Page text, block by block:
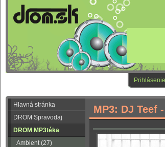
Hlavná stránka
DROM Spravodaj
DROM MP3téka
Ambient (27)
MP3: DJ Teef